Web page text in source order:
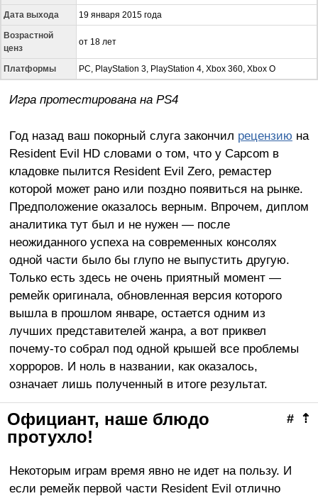
Дата выхода 19 января 2015 года
Возрастной
ценз
от 18 лет
Платформы PC, PlayStation 3, PlayStation 4, Xbox 360, Xbox O
Игра протестирована на PS4
Год назад ваш покорный слуга закончил рецензию на
Resident Evil HD словами о том, что у Capcom в
кладовке пылится Resident Evil Zero, ремастер
которой может рано или поздно появиться на рынке.
Предположение оказалось верным. Впрочем, диплом
аналитика тут был и не нужен — после
неожиданного успеха на современных консолях
одной части было бы глупо не выпустить другую.
Только есть здесь не очень приятный момент —
ремейк оригинала, обновленная версия которого
вышла в прошлом январе, остается одним из
лучших представителей жанра, а вот приквел
почему-то собрал под одной крышей все проблемы
хорроров. И ноль в названии, как оказалось,
означает лишь полученный в итоге результат.
⇡
#
Официант, наше блюдо
протухло!
Некоторым играм время явно не идетна пользу. И
если ремейк первой части Resident Evil отлично